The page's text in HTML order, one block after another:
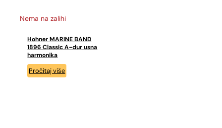
Nema na zalihi
Hohner MARINE BAND
1896 Classic A-dur usna
harmonika
Pročitaj više